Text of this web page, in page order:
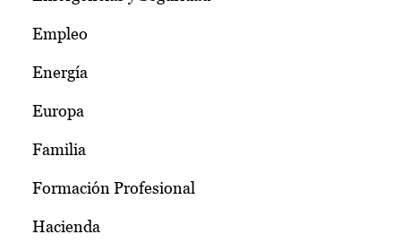
Empleo
Energía
Europa
Familia
Formación Profesional
Hacienda